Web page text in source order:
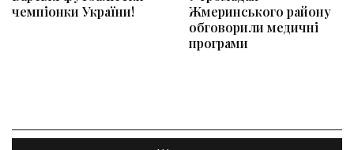
чемпіонки України!
Жмеринського району
обговорили медичні
програми